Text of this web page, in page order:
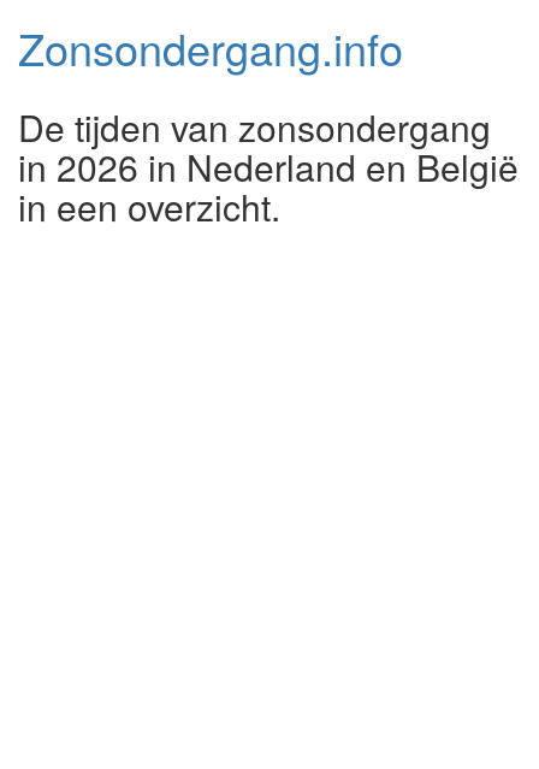
Zonsondergang.info
De tijden van zonsondergang
in 2026 in Nederland en België
in een overzicht.